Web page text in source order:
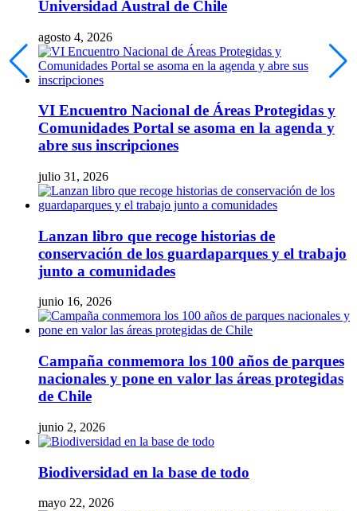
Universidad Austral de Chile
agosto 4, 2026
VI Encuentro Nacional de Áreas Protegidas y
Comunidades Portal se asoma en la agenda y
abre sus inscripciones
julio 31, 2026
Lanzan libro que recoge historias de
conservación de los guardaparques y el trabajo
junto a comunidades
junio 16, 2026
Campaña conmemora los 100 años de parques
nacionales y pone en valor las áreas protegidas
de Chile
junio 2, 2026
Biodiversidad en la base de todo
mayo 22, 2026